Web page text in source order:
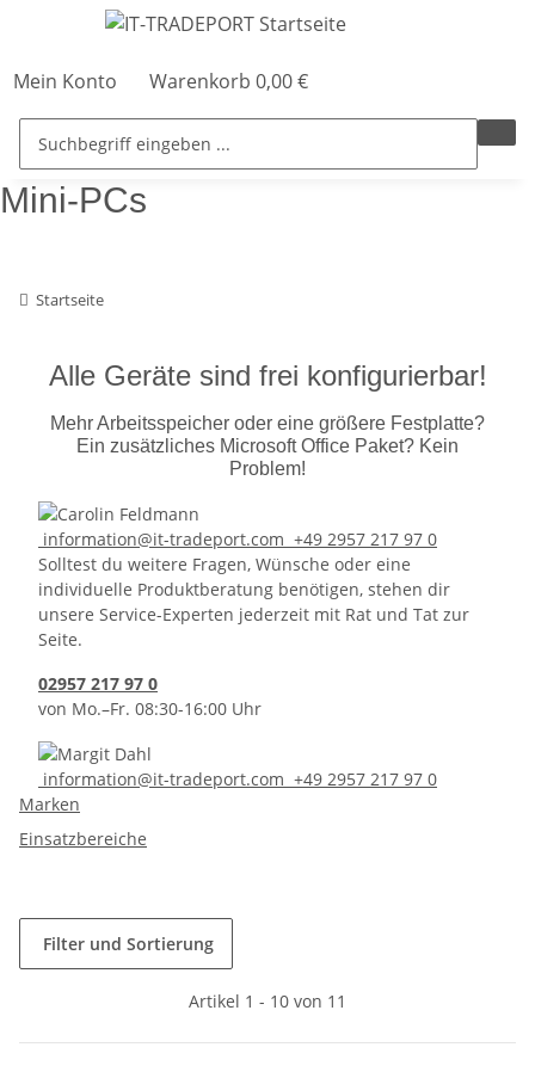
Mein Konto Warenkorb 0,00 €
Mini-PCs
Startseite
Alle Geräte sind frei konfigurierbar!
Mehr Arbeitsspeicher oder eine größere Festplatte?
Ein zusätzliches Microsoft Office Paket? Kein
Problem!
information@it-tradeport.com +49 2957 217 97 0
Solltest du weitere Fragen, Wünsche oder eine
individuelle Produktberatung benötigen, stehen dir
unsere Service-Experten jederzeit mit Rat und Tat zur
Seite.
02957 217 97 0
von Mo.–Fr. 08:30-16:00 Uhr
information@it-tradeport.com +49 2957 217 97 0
Marken
Einsatzbereiche
Filter und Sortierung
Artikel 1 - 10 von 11